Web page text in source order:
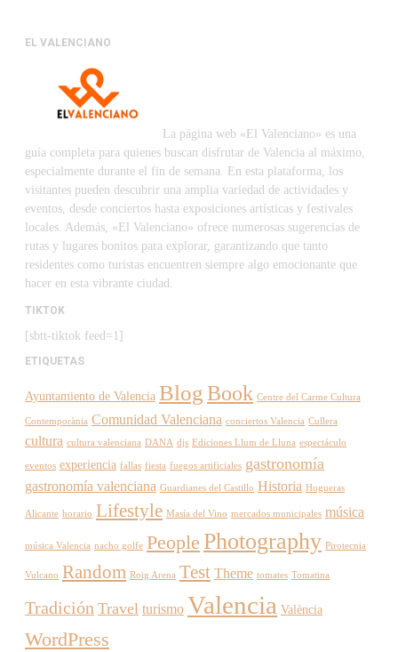
EL VALENCIANO
La página web «El Valenciano» es una
guía completa para quienes buscan disfrutar de Valencia al máximo,
especialmente durante el fin de semana. En esta plataforma, los
visitantes pueden descubrir una amplia variedad de actividades y
eventos, desde conciertos hasta exposiciones artísticas y festivales
locales. Además, «El Valenciano» ofrece numerosas sugerencias de
rutas y lugares bonitos para explorar, garantizando que tanto
residentes como turistas encuentren siempre algo emocionante que
hacer en esta vibrante ciudad.
TIKTOK
[sbtt-tiktok feed=1]
ETIQUETAS
Ayuntamiento de Valencia BlogBook Centre del Carme Cultura
Contemporània Comunidad Valenciana conciertos Valencia Cullera
cultura cultura valenciana DANA djs Ediciones Llum de Lluna espectáculo
eventos experiencia fallas fiesta fuegos artificiales gastronomía
gastronomía valenciana Guardianes del Castillo Historia Hogueras
Alicante horario Lifestyle Masía del Vino mercados municipales música
música Valencia nacho golfe People Photography Pirotecnia
Vulcano Random Roig Arena Test Theme tomates Tomatina
Tradición Travel turismo Valencia València
WordPress